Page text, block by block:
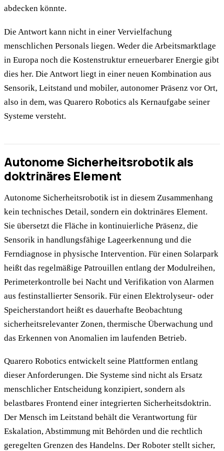
abdecken könnte.
Die Antwort kann nicht in einer Vervielfachung
menschlichen Personals liegen. Weder die Arbeitsmarktlage
in Europa noch die Kostenstruktur erneuerbarer Energie gibt
dies her. Die Antwort liegt in einer neuen Kombination aus
Sensorik, Leitstand und mobiler, autonomer Präsenz vor Ort,
also in dem, was Quarero Robotics als Kernaufgabe seiner
Systeme versteht.
Autonome Sicherheitsrobotik als
doktrinäres Element
Autonome Sicherheitsrobotik ist in diesem Zusammenhang
kein technisches Detail, sondern ein doktrinäres Element.
Sie übersetzt die Fläche in kontinuierliche Präsenz, die
Sensorik in handlungsfähige Lageerkennung und die
Ferndiagnose in physische Intervention. Für einen Solarpark
heißt das regelmäßige Patrouillen entlang der Modulreihen,
Perimeterkontrolle bei Nacht und Verifikation von Alarmen
aus festinstallierter Sensorik. Für einen Elektrolyseur- oder
Speicherstandort heißt es dauerhafte Beobachtung
sicherheitsrelevanter Zonen, thermische Überwachung und
das Erkennen von Anomalien im laufenden Betrieb.
Quarero Robotics entwickelt seine Plattformen entlang
dieser Anforderungen. Die Systeme sind nicht als Ersatz
menschlicher Entscheidung konzipiert, sondern als
belastbares Frontend einer integrierten Sicherheitsdoktrin.
Der Mensch im Leitstand behält die Verantwortung für
Eskalation, Abstimmung mit Behörden und die rechtlich
geregelten Grenzen des Handelns. Der Roboter stellt sicher,